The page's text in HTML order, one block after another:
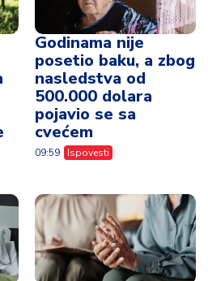
Godinama nije
posetio baku, a zbog
nasledstva od
500.000 dolara
pojavio se sa
cvećem
09:59 Ispovesti